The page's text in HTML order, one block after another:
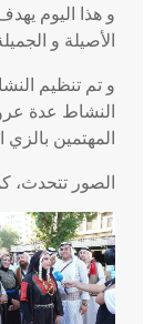
و هذا اليوم
الأصيلة و
و تم تنظيم
النشاط عدة
المهتمين بالزي
الصور تتحدث،